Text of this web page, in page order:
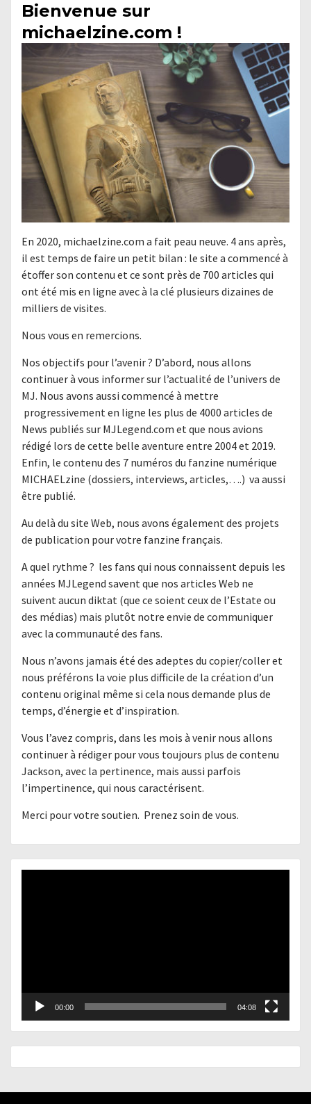
Bienvenue sur
michaelzine.com !
En 2020, michaelzine.com a fait peau neuve. 4 ans après,
il est temps de faire un petit bilan : le site a commencé à
étoffer son contenu et ce sont près de 700 articles qui
ont été mis en ligne avec à la clé plusieurs dizaines de
milliers de visites.
Nous vous en remercions.
Nos objectifs pour l’avenir ? D’abord, nous allons
continuer à vous informer sur l’actualité de l’univers de
MJ. Nous avons aussi commencé à mettre
progressivement en ligne les plus de 4000 articles de
News publiés sur MJLegend.com et que nous avions
rédigé lors de cette belle aventure entre 2004 et 2019.
Enfin, le contenu des 7 numéros du fanzine numérique
MICHAELzine (dossiers, interviews, articles,….) va aussi
être publié.
Au delà du site Web, nous avons également des projets
de publication pour votre fanzine français.
A quel rythme ? les fans qui nous connaissent depuis les
années MJLegend savent que nos articles Web ne
suivent aucun diktat (que ce soient ceux de l’Estate ou
des médias) mais plutôt notre envie de communiquer
avec la communauté des fans.
Nous n’avons jamais été des adeptes du copier/coller et
nous préférons la voie plus difficile de la création d’un
contenu original même si cela nous demande plus de
temps, d’énergie et d’inspiration.
Vous l’avez compris, dans les mois à venir nous allons
continuer à rédiger pour vous toujours plus de contenu
Jackson, avec la pertinence, mais aussi parfois
l’impertinence, qui nous caractérisent.
Merci pour votre soutien. Prenez soin de vous.
00:00 04:08